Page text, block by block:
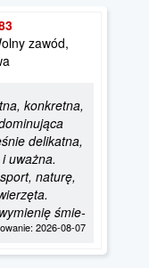
zawód,
konkretna,
delikatna,
uważna.
naturę,
śmie-
2026-08-07